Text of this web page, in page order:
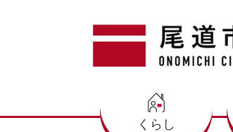
くらし